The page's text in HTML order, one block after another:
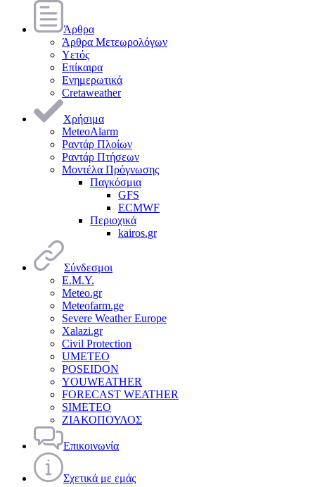
Άρθρα
Άρθρα Μετεωρολόγων
Υετός
Επίκαιρα
Ενημερωτικά
Cretaweather
Χρήσιμα
MeteoAlarm
Ραντάρ Πλοίων
Ραντάρ Πτήσεων
Μοντέλα Πρόγνωσης
Παγκόσμια
GFS
ECMWF
Περιοχικά
kairos.gr
Σύνδεσμοι
Ε.Μ.Υ.
Meteo.gr
Meteofarm.ge
Severe Weather Europe
Xalazi.gr
Civil Protection
UMETEO
POSEIDON
YOUWEATHER
FORECAST WEATHER
SIMETEO
ΖΙΑΚΟΠΟΥΛΟΣ
Επικοινωνία
Σχετικά με εμάς